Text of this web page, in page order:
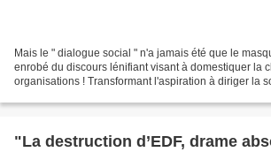
Mais le " dialogue social " n'a jamais été que le
enrobé du discours lénifiant visant à domestiquer la
organisations ! Transformant l'aspiration à diriger la
"La destruction d’EDF, drame